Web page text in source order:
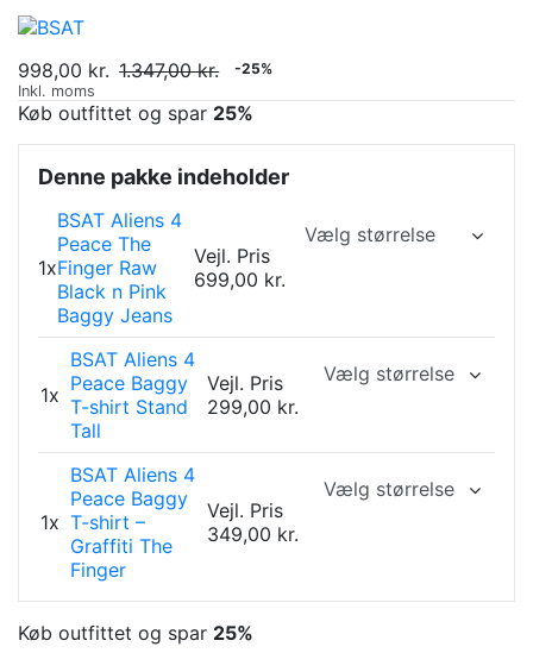
998,00 kr. 1.347,00 kr.
-25%
Inkl. moms
Køb outfittet og spar 25%
Denne pakke indeholder
1x
BSAT Aliens 4
Peace The
Finger Raw
Black n Pink
Baggy Jeans
Vejl. Pris
699,00 kr.
1x
BSAT Aliens 4
Peace Baggy
T-shirt Stand
Tall
Vejl. Pris
299,00 kr.
1x
BSAT Aliens 4
Peace Baggy
T-shirt –
Graffiti The
Finger
Vejl. Pris
349,00 kr.
Køb outfittet og spar 25%